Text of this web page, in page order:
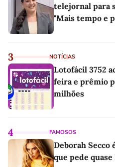
telejornal para
"Mais tempo e
3 NOTÍCIAS
Lotofácil 3752
feira e prêmio
milhões
4 FAMOSOS
Deborah Secco
que pede